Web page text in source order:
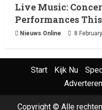
Live Music:
Performances
Nieuws Online 8
Start Kijk Nu
Adverteren
Copyright © Alle